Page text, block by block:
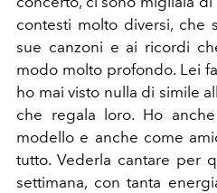
contesti molto diversi, che
sue canzoni e ai ricordi
modo molto profondo. Lei
ho mai visto nulla di simile
che regala loro. Ho
modello e anche come
tutto. Vederla cantare per
settimana, con tanta